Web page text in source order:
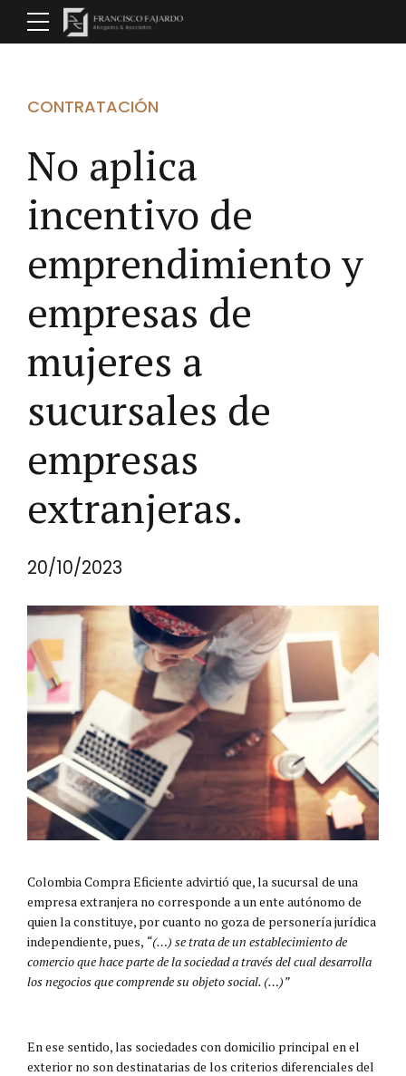
CONTRATACIÓN
No aplica
incentivo de
emprendimiento y
empresas de
mujeres a
sucursales de
empresas
extranjeras.
20/10/2023
Colombia Compra Eficiente advirtió que, la sucursal de una
empresa extranjera no corresponde a un ente autónomo de
quien la constituye, por cuanto no goza de personería jurídica
independiente, pues, “(…) se trata de un establecimiento de
comercio que hace parte de la sociedad a través del cual desarrolla
los negocios que comprende su objeto social. (…)”
En ese sentido, las sociedades con domicilio principal en el
exterior no son destinatarias de los criterios diferenciales del